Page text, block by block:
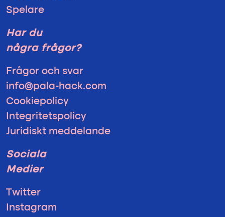
Spelare
Har du
några frågor?
Frågor och svar
info@pala-hack.com
Cookiepolicy
Integritetspolicy
Juridiskt meddelande
Sociala
Medier
Twitter
Instagram